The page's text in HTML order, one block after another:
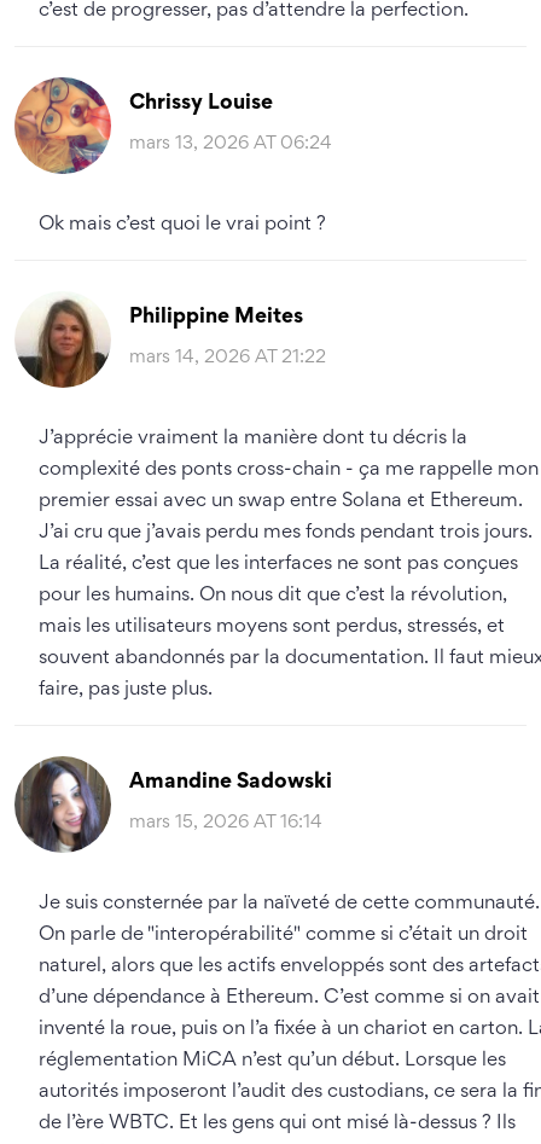
c’est de progresser, pas d’attendre la perfection.
Chrissy Louise
mars 13, 2026 AT 06:24
Ok mais c’est quoi le vrai point ?
Philippine Meites
mars 14, 2026 AT 21:22
J’apprécie vraiment la manière dont tu décris la
complexité des ponts cross-chain - ça me rappelle mon
premier essai avec un swap entre Solana et Ethereum.
J’ai cru que j’avais perdu mes fonds pendant trois jours.
La réalité, c’est que les interfaces ne sont pas conçues
pour les humains. On nous dit que c’est la révolution,
mais les utilisateurs moyens sont perdus, stressés, et
souvent abandonnés par la documentation. Il faut
faire, pas juste plus.
Amandine Sadowski
mars 15, 2026 AT 16:14
Je suis consternée par la naïveté de cette communauté.
On parle de "interopérabilité" comme si c’était un droit
naturel, alors que les actifs enveloppés sont des
d’une dépendance à Ethereum. C’est comme si on avait
inventé la roue, puis on l’a fixée à un chariot en carton.
réglementation MiCA n’est qu’un début. Lorsque les
autorités imposeront l’audit des custodians, ce sera la
de l’ère WBTC. Et les gens qui ont misé là-dessus ? Ils